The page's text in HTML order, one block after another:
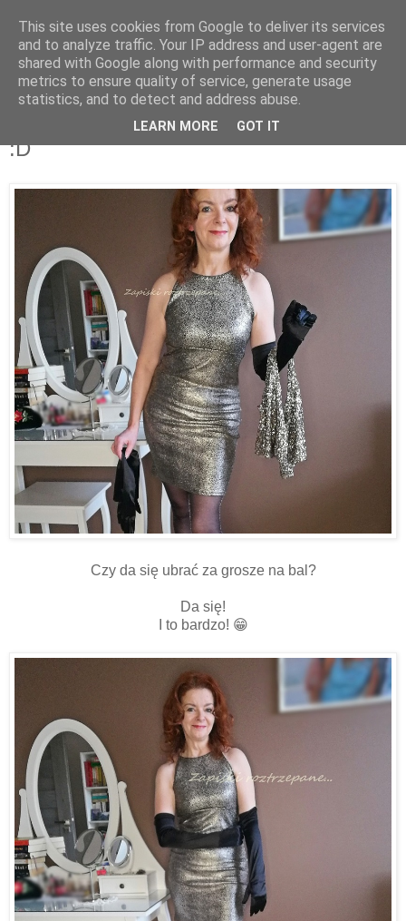
12 stycznia 2024
Złota, a skromna...sukienka z lumpeksu
:D
Czy da się ubrać za grosze na bal?
Da się!
I to bardzo! 😁
This site uses cookies from Google to deliver its services
and to analyze traffic. Your IP address and user-agent are
shared with Google along with performance and security
metrics to ensure quality of service, generate usage
statistics, and to detect and address abuse.
LEARN MORE GOT IT